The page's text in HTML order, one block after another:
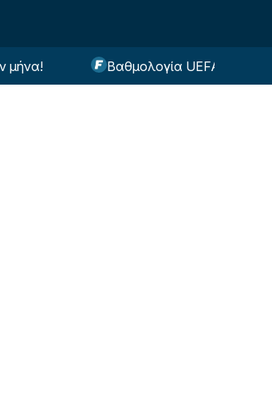
Βαθμολογία UEFA: Έχασε